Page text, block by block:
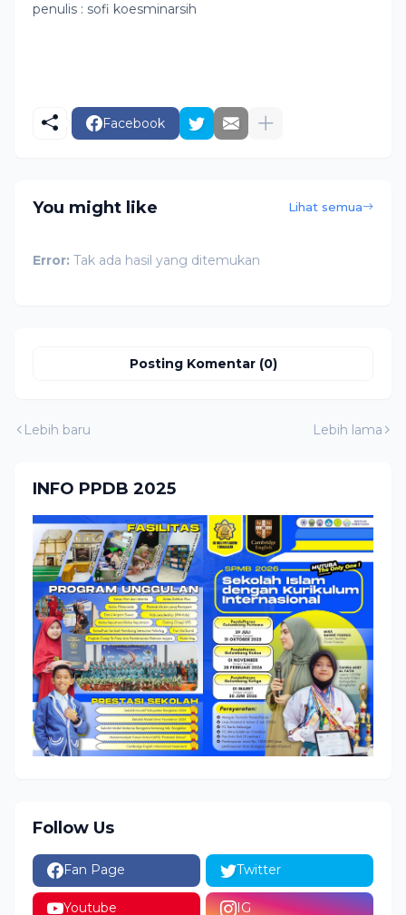
penulis : sofi koesminarsih
Facebook
You might like Lihat semua
Error: Tak ada hasil yang ditemukan
Posting Komentar (0)
Lebih baru Lebih lama
INFO PPDB 2025
Follow Us
Fan Page Twitter
Youtube IG